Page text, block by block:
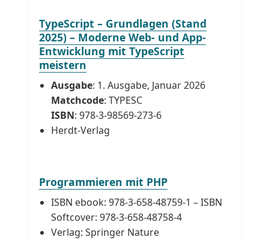
TypeScript – Grundlagen (Stand
2025) – Moderne Web- und App-
Entwicklung mit TypeScript
meistern
Ausgabe: 1. Ausgabe, Januar 2026
Matchcode: TYPESC
ISBN: 978-3-98569-273-6
Herdt-Verlag
Programmieren mit PHP
ISBN ebook: 978-3-658-48759-1 – ISBN
Softcover: 978-3-658-48758-4
Verlag: Springer Nature